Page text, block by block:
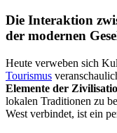
Die Interaktion
der modernen
Heute verweben sich
Tourismus
Elemente der
lokalen Traditionen zu
West verbindet, ist ein